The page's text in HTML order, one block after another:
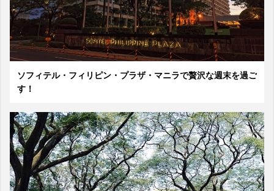
ソフィテル・フィリピン・プラザ・マニラで贅沢な週末を過ご
す！